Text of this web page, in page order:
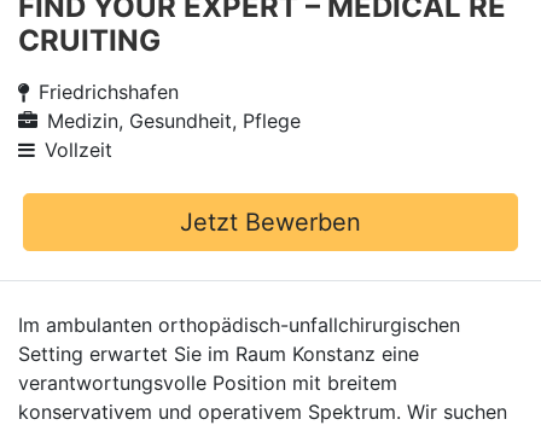
CRUITING
Friedrichshafen
Medizin, Gesundheit, Pflege
Vollzeit
Jetzt Bewerben
Im ambulanten orthopädisch-unfallchirurgischen
Setting erwartet Sie im Raum Konstanz eine
verantwortungsvolle Position mit breitem
konservativem und operativem Spektrum. Wir suchen